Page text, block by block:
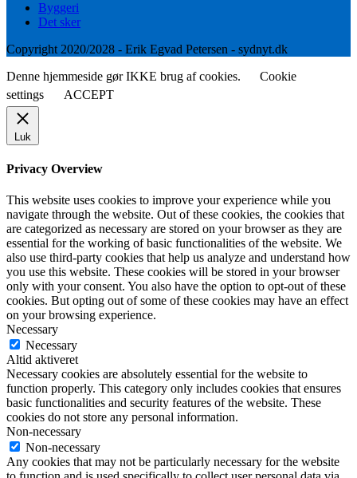
Byggeri
Det sker
Copyright 2020/2028 - Erik Egvad Petersen - sydnyt.dk
Denne hjemmeside gør IKKE brug af cookies.
Cookie
settings
ACCEPT
Luk
Privacy Overview
This website uses cookies to improve your experience while you
navigate through the website. Out of these cookies, the cookies that
are categorized as necessary are stored on your browser as they are
essential for the working of basic functionalities of the website. We
also use third-party cookies that help us analyze and understand how
you use this website. These cookies will be stored in your browser
only with your consent. You also have the option to opt-out of these
cookies. But opting out of some of these cookies may have an effect
on your browsing experience.
Necessary
Necessary
Altid aktiveret
Necessary cookies are absolutely essential for the website to
function properly. This category only includes cookies that ensures
basic functionalities and security features of the website. These
cookies do not store any personal information.
Non-necessary
Non-necessary
Any cookies that may not be particularly necessary for the website